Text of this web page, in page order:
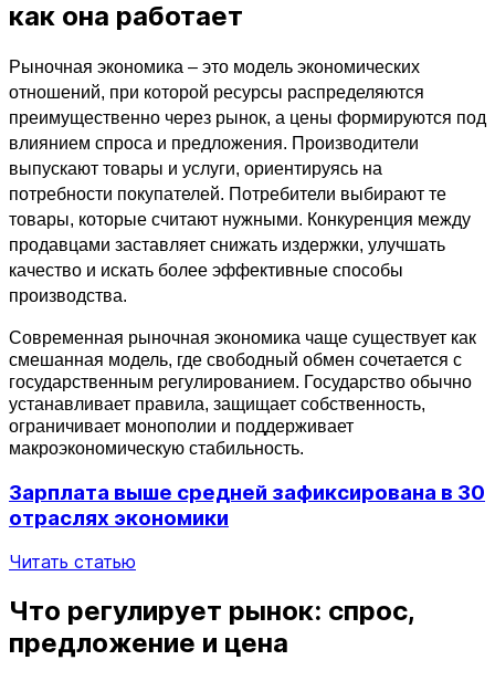
как она работает
Рыночная экономика – это модель экономических
отношений, при которой ресурсы распределяются
преимущественно через рынок, а цены формируются под
влиянием спроса и предложения. Производители
выпускают товары и услуги, ориентируясь на
потребности покупателей. Потребители выбирают те
товары, которые считают нужными. Конкуренция между
продавцами заставляет снижать издержки, улучшать
качество и искать более эффективные способы
производства.
Современная рыночная экономика чаще существует как
смешанная модель, где свободный обмен сочетается с
государственным регулированием. Государство обычно
устанавливает правила, защищает собственность,
ограничивает монополии и поддерживает
макроэкономическую стабильность.
Зарплата выше средней зафиксирована в 30
отраслях экономики
Читать статью
Что регулирует рынок: спрос,
предложение и цена